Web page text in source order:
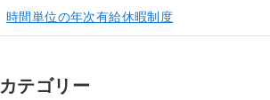
時間単位の年次有給休暇制度
カテゴリー